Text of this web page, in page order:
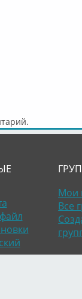
Мои
Все